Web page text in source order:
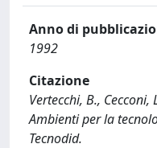
Anno di
1992
Citazione
Vertecchi, B., Cecconi,
Ambienti per la
Tecnodid.